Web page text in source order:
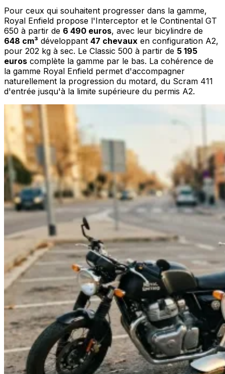
Pour ceux qui souhaitent progresser dans la gamme,
Royal Enfield propose l'Interceptor et le Continental GT
650 à partir de 6 490 euros, avec leur bicylindre de
648 cm³ développant 47 chevaux en configuration A2,
pour 202 kg à sec. Le Classic 500 à partir de 5 195
euros complète la gamme par le bas. La cohérence de
la gamme Royal Enfield permet d'accompagner
naturellement la progression du motard, du Scram 411
d'entrée jusqu'à la limite supérieure du permis A2.